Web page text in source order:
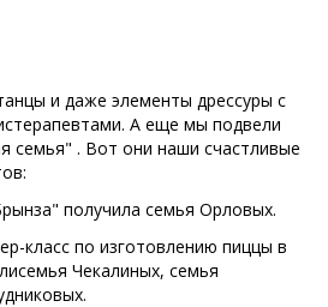
и даже элементы дрессуры с
А еще мы подвели
семья" . Вот они наши счастливые
получила семья Орловых.
класс по изготовлению пиццы в
Чекалиных, семья